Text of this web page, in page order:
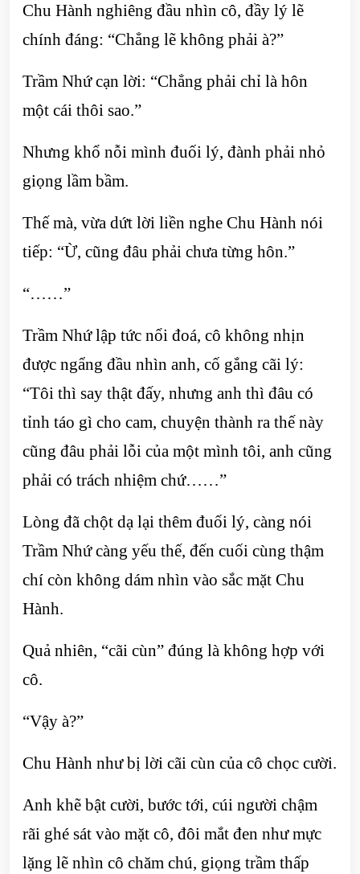
Chu Hành nghiêng đầu nhìn cô, đầy lý lẽ
chính đáng: “Chẳng lẽ không phải à?”
Trầm Nhứ cạn lời: “Chẳng phải chỉ là hôn
một cái thôi sao.”
Nhưng khổ nỗi mình đuối lý, đành phải nhỏ
giọng lầm bầm.
Thế mà, vừa dứt lời liền nghe Chu Hành nói
tiếp: “Ừ, cũng đâu phải chưa từng hôn.”
“……”
Trầm Nhứ lập tức nổi đoá, cô không nhịn
được ngẩng đầu nhìn anh, cố gắng cãi lý:
“Tôi thì say thật đấy, nhưng anh thì đâu có
tỉnh táo gì cho cam, chuyện thành ra thế này
cũng đâu phải lỗi của một mình tôi, anh cũng
phải có trách nhiệm chứ……”
Lòng đã chột dạ lại thêm đuối lý, càng nói
Trầm Nhứ càng yếu thế, đến cuối cùng thậm
chí còn không dám nhìn vào sắc mặt Chu
Hành.
Quả nhiên, “cãi cùn” đúng là không hợp với
cô.
“Vậy à?”
Chu Hành như bị lời cãi cùn của cô chọc cười.
Anh khẽ bật cười, bước tới, cúi người chậm
rãi ghé sát vào mặt cô, đôi mắt đen như mực
lặng lẽ nhìn cô chăm chú, giọng trầm thấp